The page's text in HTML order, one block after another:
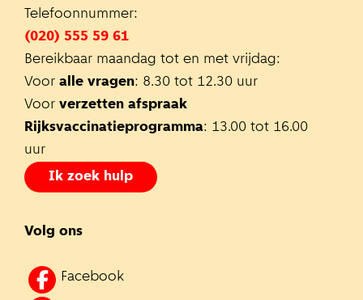
Telefoonnummer:
(020) 555 59 61
Bereikbaar maandag tot en met vrijdag:
Voor alle vragen: 8.30 tot 12.30 uur
Voor verzetten afspraak
Rijksvaccinatieprogramma: 13.00 tot 16.00
uur
Ik zoek hulp
Volg ons
Facebook